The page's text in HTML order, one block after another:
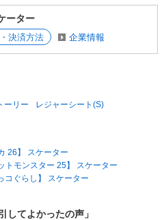
税抜)以上で運賃元払いにさせていた
円(税抜)に満たない場合、申し訳ご
する場合がございます。
ーター
決済方法 企業情報
ーリー レジャーシート(S)
26】 スケーター
トモンスター 25】 スケーター
コぐらし】 スケーター
してよかったの声」